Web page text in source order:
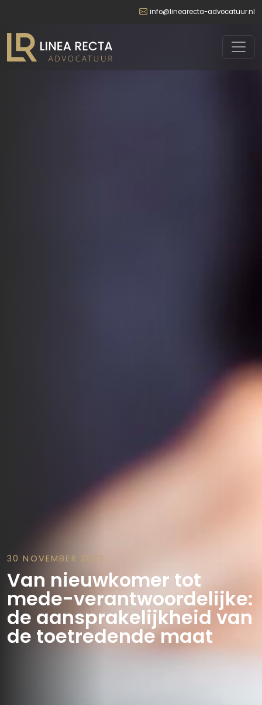
info@linearecta-advocatuur.nl
30 NOVEMBER 2023
Van nieuwkomer tot
mede-verantwoordelijke:
de aansprakelijkheid van
de toetredende maat